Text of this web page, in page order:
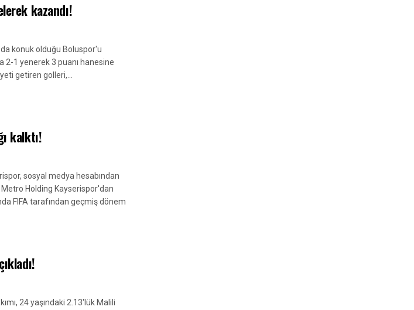
kazandı!
konuk olduğu Boluspor'u
1 yenerek 3 puanı hanesine
getiren golleri,...
kalktı!
sosyal medya hesabından
Metro Holding Kayserispor'dan
FIFA tarafından geçmiş dönem
24 yaşındaki 2.13'lük Malili